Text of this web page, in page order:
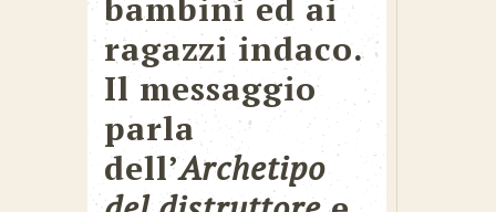
bambini ed ai
ragazzi indaco.
Il messaggio
parla
dell’Archetipo